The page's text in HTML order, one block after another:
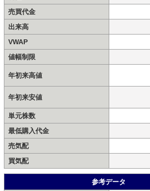
売買代金
出来高
VWAP
値幅制限
年初来高値
年初来安値
単元株数
最低購入代金
売気配
買気配
参考データ